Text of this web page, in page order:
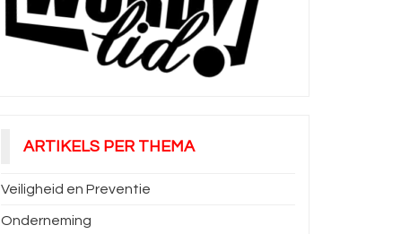
ARTIKELS PER THEMA
Veiligheid en Preventie
Onderneming